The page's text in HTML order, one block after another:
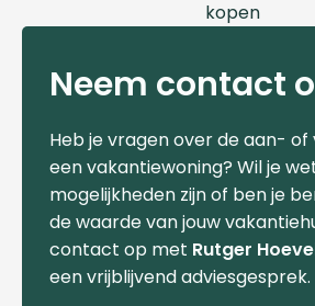
Neem contact
Heb je vragen over de aan-
een vakantiewoning? Wil je
mogelijkheden zijn of ben je
de waarde van jouw
contact op met Rutger
een vrijblijvend adviesgesprek.